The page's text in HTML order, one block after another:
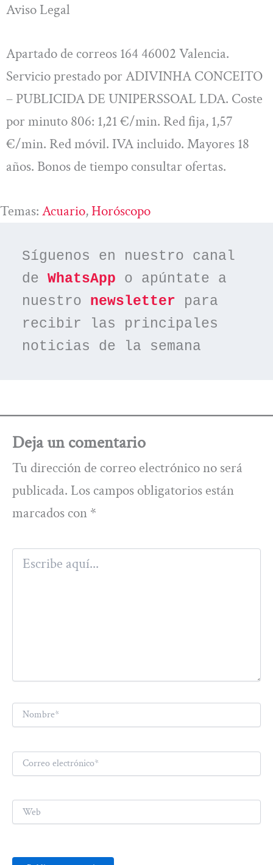
Aviso Legal
Apartado de correos 164 46002 Valencia.
Servicio prestado por ADIVINHA CONCEITO
– PUBLICIDA DE UNIPERSSOAL LDA. Coste
por minuto 806: 1,21 €/min. Red fija, 1,57
€/min. Red móvil. IVA incluido. Mayores 18
años. Bonos de tiempo consultar ofertas.
Temas: Acuario, Horóscopo
Síguenos en nuestro canal
de WhatsApp o apúntate a
nuestro newsletter para
recibir las principales
noticias de la semana
Deja un comentario
Tu dirección de correo electrónico no será
publicada. Los campos obligatorios están
marcados con *
aquí...
Nombre*
Correo
electrónico*